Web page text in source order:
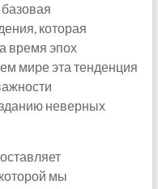
которая
время эпох
мире эта тенденция
неверных
мы